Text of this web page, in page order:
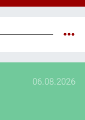
06.08.2026